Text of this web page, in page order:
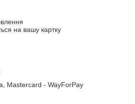
на вашу картку
Mastercard - WayForPay